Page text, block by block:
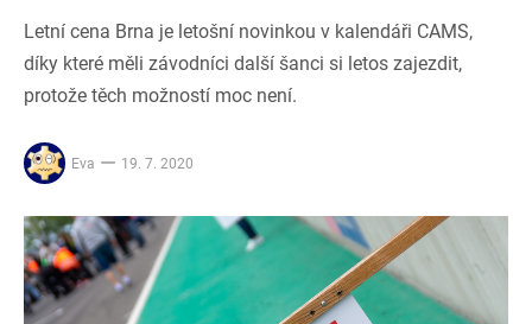
Letní cena Brna je letošní novinkou v kalendáři CAMS,
díky které měli závodníci další šanci si letos zajezdit,
protože těch možností moc není.
Eva 19. 7. 2020